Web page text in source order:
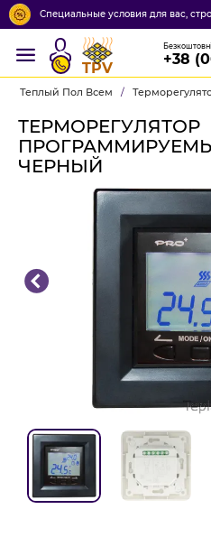
Специальные условия для вас,
TPV
+38
Теплый Пол Всем /
ТЕРМОРЕГУЛЯТОР
ЧЕРНЫЙ